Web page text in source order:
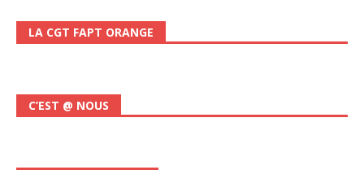
LA CGT FAPT ORANGE
C’EST @ NOUS